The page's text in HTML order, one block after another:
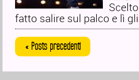
fatto salire sul palco e lì
« Posts precedenti